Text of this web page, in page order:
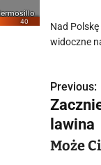
Nad
widoczne
N
a
w
Previous:
lawina
Może